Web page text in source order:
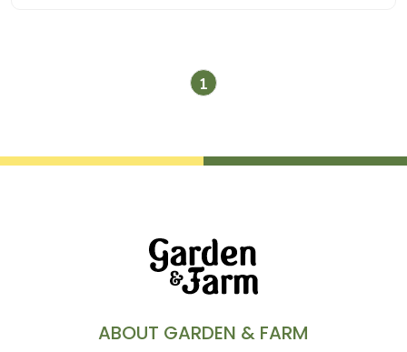
เลือกสารกำจัดปลวกที่เด็ดขาด แต่จะต้องทำงานควบคู่กับการ
ตรวจสอบร่องรอยปลวกอย่างสม่ำเสมอ และดำเนินการโดยผู้
แต่ละวิธีแตกต่างกันอย่างไร ใช้วิธีไหนจึงจะป้องกันและกำจัด
เป็นการฉีดพ่นด้วยยาฉีดแมลงที่มีอยู่ในบ้าน ส่วนมากเป็นสารออก
ฤทธิ์รุนแรง ซึ่งสามารถกำจัดปลวกที่มองเห็นได้ให้ตายในทันที
แต่ปลวกที่รอดจะหนีกลิ่นยาฉีดแมลงลงไปยังรังใหญ่ที่อยู่ใต้ดิน
สร้างความเสียหายหนักกว่าเดิม การฉีดพ่นรูปแบบที่ป้องกัน
1
ABOUT GARDEN & FARM